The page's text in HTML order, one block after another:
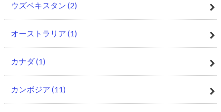
ウズベキスタン (2)
オーストラリア (1)
カナダ(1)
カンボジア (11)